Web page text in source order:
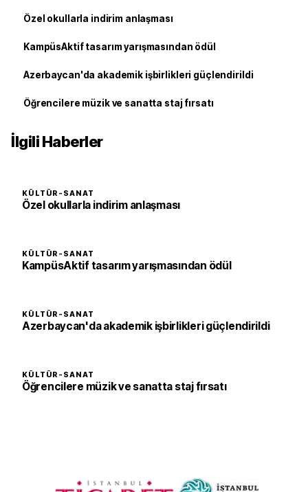
Özel okullarla indirim anlaşması
KampüsAktif tasarım yarışmasından ödül
Azerbaycan'da akademik işbirlikleri güçlendirildi
Öğrencilere müzik ve sanatta staj fırsatı
İlgili Haberler
KÜLTÜR-SANAT
Özel okullarla indirim anlaşması
KÜLTÜR-SANAT
KampüsAktif tasarım yarışmasından ödül
KÜLTÜR-SANAT
Azerbaycan'da akademik işbirlikleri güçlendirildi
KÜLTÜR-SANAT
Öğrencilere müzik ve sanatta staj fırsatı